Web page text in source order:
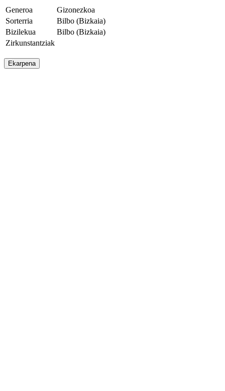
Generoa
Gizonezkoa
Sorterria
Bilbo (Bizkaia)
Bizilekua
Bilbo (Bizkaia)
Zirkunstantziak